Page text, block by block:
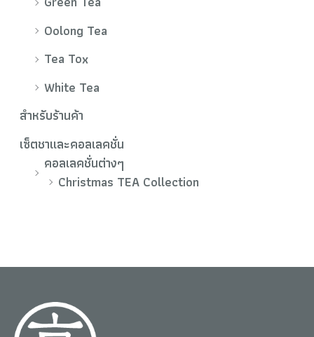
Oolong Tea
Tea Tox
White Tea
สำหรับร้านค้า
เซ็ตชาและคอลเลคชั่น
คอลเลคชั่นต่างๆ
Christmas TEA Collection